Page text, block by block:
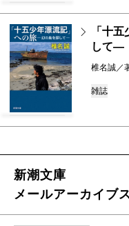
「十
して―
椎名誠／
雑誌
新潮文庫
メールアーカイブ